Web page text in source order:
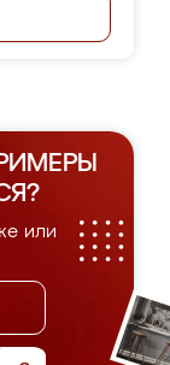
или